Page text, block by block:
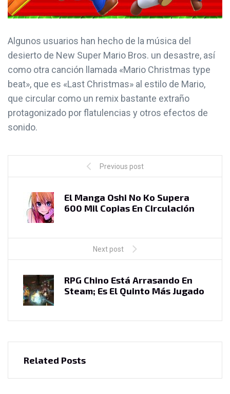
Algunos usuarios han hecho de la música del
desierto de New Super Mario Bros. un desastre, así
como otra canción llamada «Mario Christmas type
beat», que es «Last Christmas» al estilo de Mario,
que circular como un remix bastante extraño
protagonizado por flatulencias y otros efectos de
sonido.
Previous post
El Manga Oshi No Ko Supera
600 Mil Copias En Circulación
Next post
RPG Chino Está Arrasando En
Steam; Es El Quinto Más Jugado
Related Posts